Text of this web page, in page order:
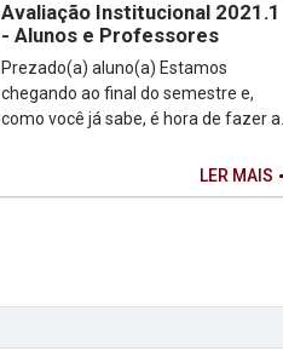
Avaliação Institucional 2021.1
- Alunos e Professores
Prezado(a) aluno(a) Estamos
chegando ao final do semestre e,
como você já sabe, é hora de fazer a
LER MAIS